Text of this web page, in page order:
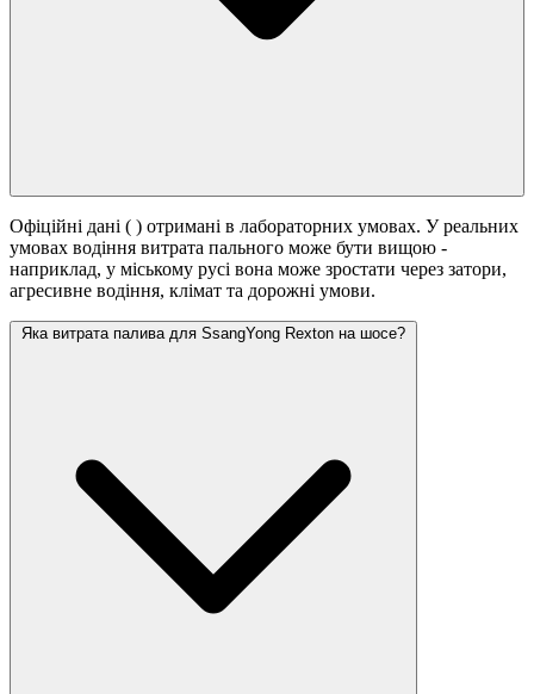
Офіційні дані ( ) отримані в лабораторних умовах. У реальних
умовах водіння витрата пального може бути вищою -
наприклад, у міському русі вона може зростати через затори,
агресивне водіння, клімат та дорожні умови.
Яка витрата палива для SsangYong Rexton на шосе?